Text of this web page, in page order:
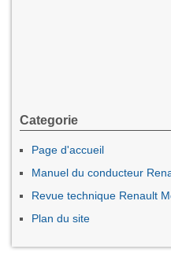
Categorie
Page d'accueil
Manuel du conducteur
Revue technique Renault
Plan du site